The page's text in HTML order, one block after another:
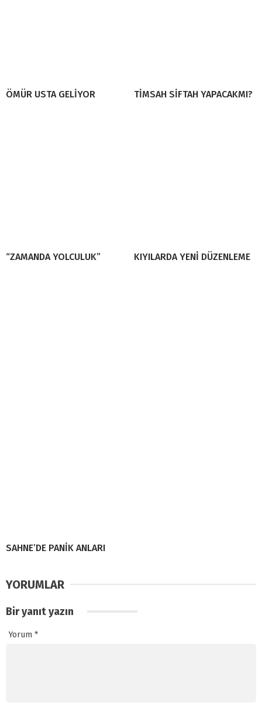
ÖMÜR USTA GELİYOR TİMSAH SİFTAH YAPACAKMI?
“ZAMANDA YOLCULUK” KIYILARDA YENİ DÜZENLEME
SAHNE’DE PANİK ANLARI
YORUMLAR
Bir yanıt yazın
Yorum *